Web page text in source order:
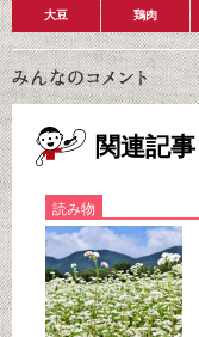
大豆 鶏肉
関連記事
読み物